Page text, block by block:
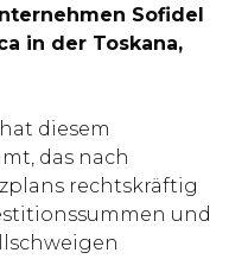
Sofidel
in der Toskana,
diesem
das nach
rechtskräftig
und